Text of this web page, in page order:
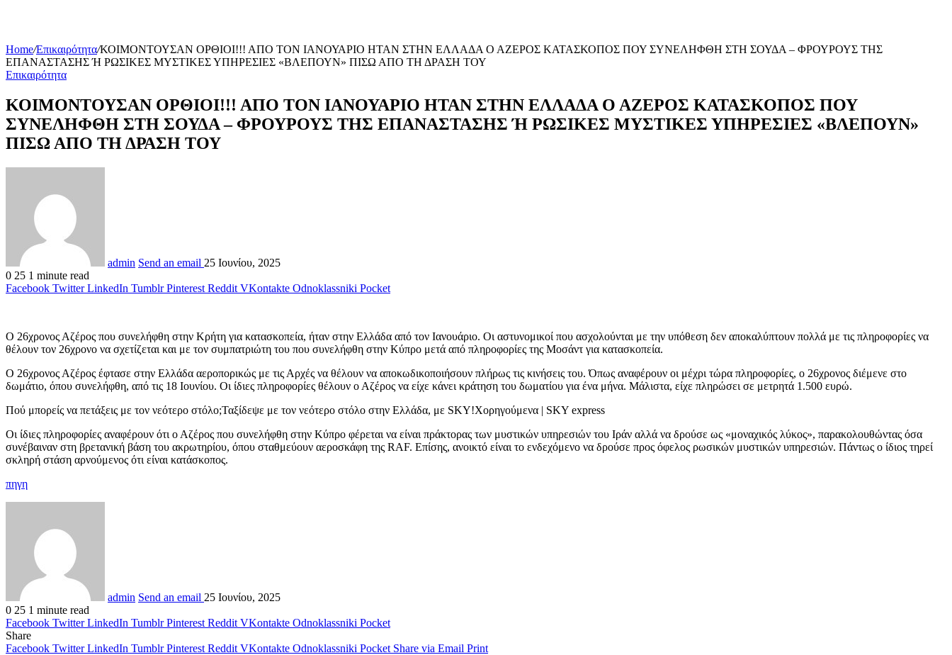
Home/Επικαιρότητα/ΚΟΙΜΟΝΤΟΥΣΑΝ ΟΡΘΙΟΙ!!! ΑΠΟ ΤΟΝ ΙΑΝΟΥΑΡΙΟ ΗΤΑΝ ΣΤΗΝ ΕΛΛΑΔΑ Ο ΑΖΕΡΟΣ ΚΑΤΑΣΚΟΠΟΣ ΠΟΥ ΣΥΝΕΛΗΦΘΗ ΣΤΗ ΣΟΥΔΑ – ΦΡΟΥΡΟΥΣ ΤΗΣ
ΕΠΑΝΑΣΤΑΣΗΣ Ή ΡΩΣΙΚΕΣ ΜΥΣΤΙΚΕΣ ΥΠΗΡΕΣΙΕΣ «ΒΛΕΠΟΥΝ» ΠΙΣΩ ΑΠΟ ΤΗ ΔΡΑΣΗ ΤΟΥ
Επικαιρότητα
ΚΟΙΜΟΝΤΟΥΣΑΝ ΟΡΘΙΟΙ!!! ΑΠΟ ΤΟΝ ΙΑΝΟΥΑΡΙΟ ΗΤΑΝ ΣΤΗΝ ΕΛΛΑΔΑ Ο ΑΖΕΡΟΣ ΚΑΤΑΣΚΟΠΟΣ ΠΟΥ
ΣΥΝΕΛΗΦΘΗ ΣΤΗ ΣΟΥΔΑ – ΦΡΟΥΡΟΥΣ ΤΗΣ ΕΠΑΝΑΣΤΑΣΗΣ Ή ΡΩΣΙΚΕΣ ΜΥΣΤΙΚΕΣ ΥΠΗΡΕΣΙΕΣ «ΒΛΕΠΟΥΝ»
ΠΙΣΩ ΑΠΟ ΤΗ ΔΡΑΣΗ ΤΟΥ
admin Send an email 25 Ιουνίου, 2025
0 25 1 minute read
Facebook Twitter LinkedIn Tumblr Pinterest Reddit VKontakte Odnoklassniki Pocket
Ο 26χρονος Αζέρος που συνελήφθη στην Κρήτη για κατασκοπεία, ήταν στην Ελλάδα από τον Ιανουάριο. Οι αστυνομικοί που ασχολούνται με την υπόθεση δεν αποκαλύπτουν πολλά με τις πληροφορίες να
θέλουν τον 26χρονο να σχετίζεται και με τον συμπατριώτη του που συνελήφθη στην Κύπρο μετά από πληροφορίες της Μοσάντ για κατασκοπεία.
Ο 26χρονος Αζέρος έφτασε στην Ελλάδα αεροπορικώς με τις Αρχές να θέλουν να αποκωδικοποιήσουν πλήρως τις κινήσεις του. Όπως αναφέρουν οι μέχρι τώρα πληροφορίες, ο 26χρονος διέμενε στο
δωμάτιο, όπου συνελήφθη, από τις 18 Ιουνίου. Οι ίδιες πληροφορίες θέλουν ο Αζέρος να είχε κάνει κράτηση του δωματίου για ένα μήνα. Μάλιστα, είχε πληρώσει σε μετρητά 1.500 ευρώ.
Πού μπορείς να πετάξεις με τον νεότερο στόλο;Ταξίδεψε με τον νεότερο στόλο στην Ελλάδα, με SKY!Χορηγούμενα | SKY express
Οι ίδιες πληροφορίες αναφέρουν ότι ο Αζέρος που συνελήφθη στην Κύπρο φέρεται να είναι πράκτορας των μυστικών υπηρεσιών του Ιράν αλλά να δρούσε ως «μοναχικός λύκος», παρακολουθώντας όσα
συνέβαιναν στη βρετανική βάση του ακρωτηρίου, όπου σταθμεύουν αεροσκάφη της RAF. Επίσης, ανοικτό είναι το ενδεχόμενο να δρούσε προς όφελος ρωσικών μυστικών υπηρεσιών. Πάντως ο ίδιος τηρεί
σκληρή στάση αρνούμενος ότι είναι κατάσκοπος.
πηγη
admin Send an email 25 Ιουνίου, 2025
0 25 1 minute read
Facebook Twitter LinkedIn Tumblr Pinterest Reddit VKontakte Odnoklassniki Pocket
Share
Facebook Twitter LinkedIn Tumblr Pinterest Reddit VKontakte Odnoklassniki Pocket Share via Email Print